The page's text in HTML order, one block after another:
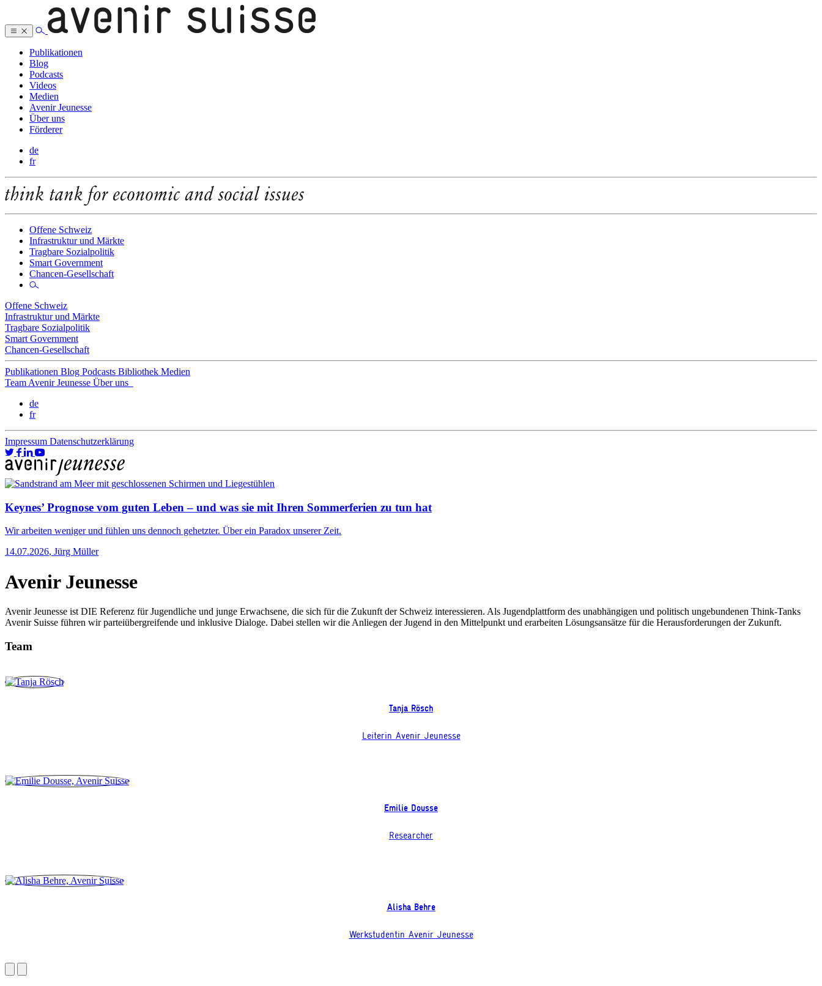
Publikationen
Blog
Podcasts
Videos
Medien
Avenir Jeunesse
Über uns
Förderer
de
fr
Offene Schweiz
Infrastruktur und Märkte
Tragbare Sozialpolitik
Smart Government
Chancen-Gesellschaft
Offene Schweiz
Infrastruktur und Märkte
Tragbare Sozialpolitik
Smart Government
Chancen-Gesellschaft
Publikationen Blog Podcasts Bibliothek Medien
Team Avenir Jeunesse Über uns
de
fr
Impressum Datenschutzerklärung
Keynes’ Prognose vom guten Leben – und was sie mit Ihren Sommerferien zu tun hat
Wir arbeiten weniger und fühlen uns dennoch gehetzter. Über ein Paradox unserer Zeit.
14.07.2026, Jürg Müller
Avenir Jeunesse
Avenir Jeunesse ist DIE Referenz für Jugendliche und junge Erwachsene, die sich für die Zukunft der Schweiz interessieren. Als Jugendplattform des unabhängigen und politisch ungebundenen Think-Tanks
Avenir Suisse führen wir parteiübergreifende und inklusive Dialoge. Dabei stellen wir die Anliegen der Jugend in den Mittelpunkt und erarbeiten Lösungsansätze für die Herausforderungen der Zukunft.
Team
Tanja Rösch
Leiterin Avenir Jeunesse
Emilie Dousse
Researcher
Alisha Behre
Werkstudentin Avenir Jeunesse